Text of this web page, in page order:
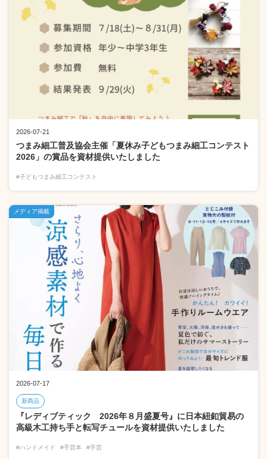
2026-07-21
つまみ細工普及協会主催「夏休み子どもつまみ細工コンテスト
2026」の賞品を資材提供いたしました
#子どもつまみ細工コンテスト
2026-07-17
新商品
『レディブティック 2026年８月盛夏号』に日本紐釦貿易の
高級木工持ち手と転写チュールを資材提供いたしました
#ハンドメイド #手芸本 #手芸
メディア掲載